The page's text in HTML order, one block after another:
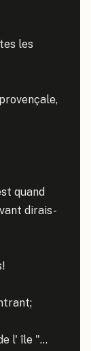
les
quand
dirais-
l' île "...